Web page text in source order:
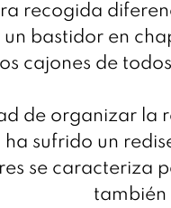
recogida
bastidor en
cajones de
de organizar
ha sufrido un
se caracteriza
también